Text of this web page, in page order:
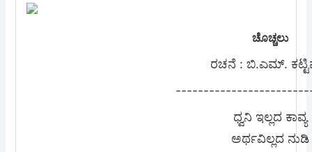
ಚೊಚ್ಚಲು
ರಚನೆ : ಬಿ.ಎಮ್.
ಧ್ವನಿ ಇಲ್ಲದ ಕಾವ್ಯ
ಅರ್ಥವಿಲ್ಲದ ನುಡಿ